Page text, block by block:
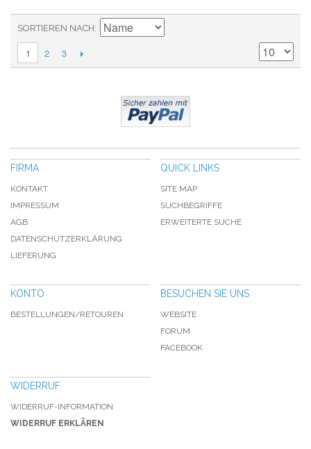
SORTIEREN NACH
1 2 3
FIRMA
KONTAKT
IMPRESSUM
AGB
DATENSCHUTZERKLÄRUNG
LIEFERUNG
QUICK LINKS
SITE MAP
SUCHBEGRIFFE
ERWEITERTE SUCHE
KONTO
BESTELLUNGEN/RETOUREN
BESUCHEN SIE UNS
WEBSITE
FORUM
FACEBOOK
WIDERRUF
WIDERRUF-INFORMATION
WIDERRUF ERKLÄREN